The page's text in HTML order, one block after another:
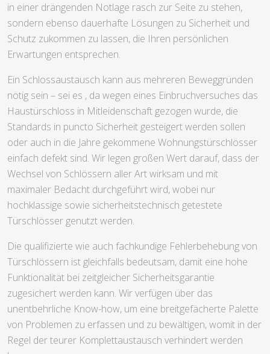
in einer drängenden Notlage rasch zur Seite zu stehen,
sondern ebenso dauerhafte Lösungen zu Sicherheit und
Schutz zukommen zu lassen, die Ihren persönlichen
Erwartungen entsprechen.
Ein Schlossaustausch kann aus mehreren Beweggründen
nötig sein – sei es , da wegen eines Einbruchversuches das
Haustürschloss in Mitleidenschaft gezogen wurde, die
Standards in puncto Sicherheit gesteigert werden sollen
oder auch in die Jahre gekommene Wohnungstürschlösser
einfach defekt sind. Wir legen großen Wert darauf, dass der
Wechsel von Schlössern aller Art wirksam und mit
maximaler Bedacht durchgeführt wird, wobei nur
hochklassige sowie sicherheitstechnisch getestete
Türschlösser genutzt werden.
Die qualifizierte wie auch fachkundige Fehlerbehebung von
Türschlössern ist gleichfalls bedeutsam, damit eine hohe
Funktionalität bei zeitgleicher Sicherheitsgarantie
zugesichert werden kann. Wir verfügen über das
unentbehrliche Know-how, um eine breitgefächerte Palette
von Problemen zu erfassen und zu bewältigen, womit in der
Regel der teurer Komplettaustausch verhindert werden